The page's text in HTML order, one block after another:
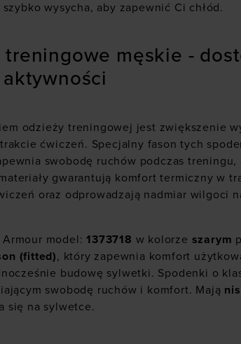
wysycha, aby zapewnić Ci chłód.
męskie -
odzieży treningowej jest zwiększenie
ćwiczeń. Specjalny fason tych
swobodę ruchów podczas treningu,
gwarantują komfort termiczny w
oraz odprowadzają nadmiar wilgoci
Armour model:1373718 w kolorze szarym
(fitted), który zapewnia komfort
budowę sylwetki. Spodenki o
swobodę ruchów i komfort. Mają
się na sylwetce.